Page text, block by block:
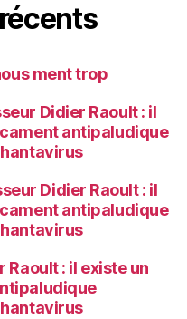
ment trop
Didier Raoult : il
antipaludique
Didier Raoult : il
antipaludique
Raoult : il existe un